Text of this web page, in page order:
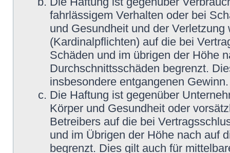
fahrlässigem Verhalten oder bei
und Gesundheit und der
(Kardinalpflichten) auf die bei
Schäden und im übrigen der Höhe
Durchschnittsschäden begrenzt.
insbesondere entgangenen Gewinn.
Die Haftung ist gegenüber
Körper und Gesundheit oder
Betreibers auf die bei
und im Übrigen der Höhe nach auf
begrenzt. Dies gilt auch für